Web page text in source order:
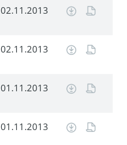
02.11.2013
02.11.2013
01.11.2013
01.11.2013